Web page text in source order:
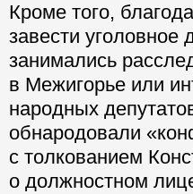
Кроме того,
завести уголовное
занимались
в Межигорье или
народных
обнародовали
с толкованием
о должностном